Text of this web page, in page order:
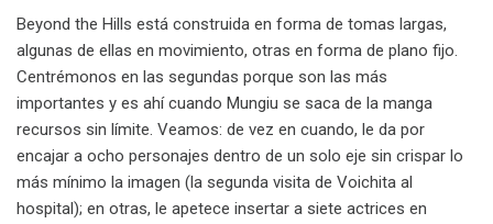
Beyond the Hills está construida en forma de tomas largas,
algunas de ellas en movimiento, otras en forma de plano fijo.
Centrémonos en las segundas porque son las más
importantes y es ahí cuando Mungiu se saca de la manga
recursos sin límite. Veamos: de vez en cuando, le da por
encajar a ocho personajes dentro de un solo eje sin crispar lo
más mínimo la imagen (la segunda visita de Voichita al
hospital); en otras, le apetece insertar a siete actrices en